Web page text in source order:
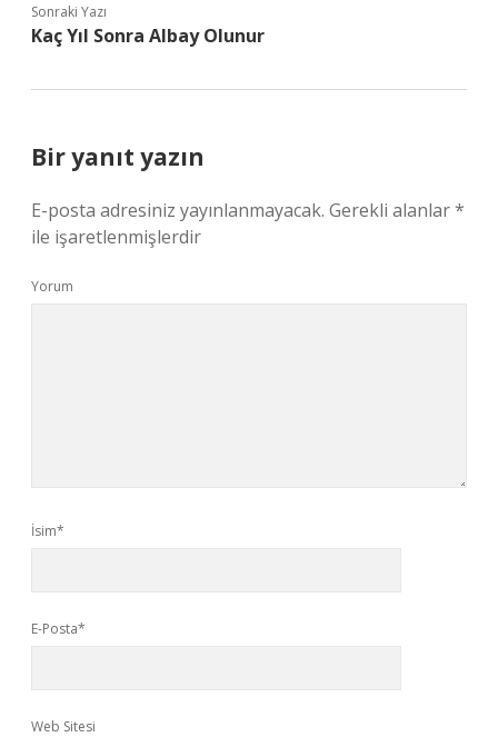
Sonraki Yazı
Kaç Yıl Sonra Albay Olunur
Bir yanıt yazın
E-posta adresiniz yayınlanmayacak. Gerekli alanlar*
ile işaretlenmişlerdir
Yorum
İsim*
E-Posta*
Web Sitesi